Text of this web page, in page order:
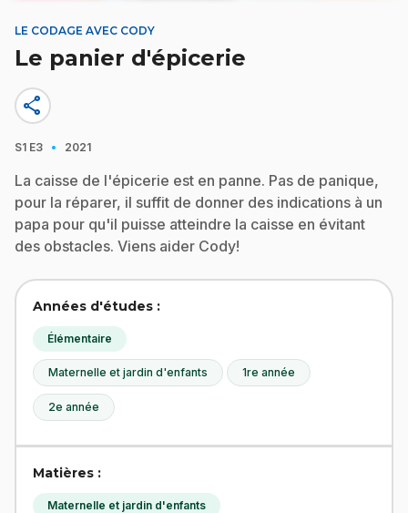
LE CODAGE AVEC CODY
Le panier d'épicerie
share
S1 E3 · 2021
La caisse de l'épicerie est en panne. Pas de panique,
pour la réparer, il suffit de donner des indications à un
papa pour qu'il puisse atteindre la caisse en évitant
des obstacles. Viens aider Cody!
Années d'études :
Élémentaire
Maternelle et jardin d'enfants 1re année
2e année
Matières :
Maternelle et jardin d'enfants